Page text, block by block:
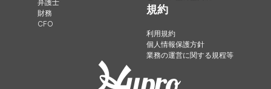
弁護士
財務
CFO
規約
利用規約
個人情報保護方針
業務の運営に関する規程等